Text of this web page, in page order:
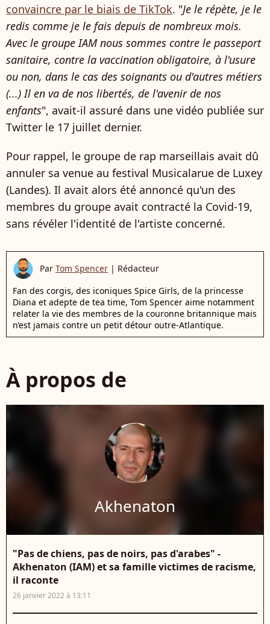
convaincre par le biais de TikTok. "Je le répète, je le
redis comme je le fais depuis de nombreux mois.
Avec le groupe IAM nous sommes contre le passeport
sanitaire, contre la vaccination obligatoire, à l'usure
ou non, dans le cas des soignants ou d'autres métiers
(...) Il en va de nos libertés, de l'avenir de nos
enfants", avait-il assuré dans une vidéo publiée sur
Twitter le 17 juillet dernier.
Pour rappel, le groupe de rap marseillais avait dû
annuler sa venue au festival Musicalarue de Luxey
(Landes). Il avait alors été annoncé qu'un des
membres du groupe avait contracté la Covid-19,
sans révéler l'identité de l'artiste concerné.
Par Tom Spencer | Rédacteur
Fan des corgis, des iconiques Spice Girls, de la princesse
Diana et adepte de tea time, Tom Spencer aime notamment
relater la vie des membres de la couronne britannique mais
n’est jamais contre un petit détour outre-Atlantique.
À propos de
Akhenaton
"Pas de chiens, pas de noirs, pas d'arabes" -
Akhenaton (IAM) et sa famille victimes de racisme,
il raconte
26 janvier 2022 à 13:11